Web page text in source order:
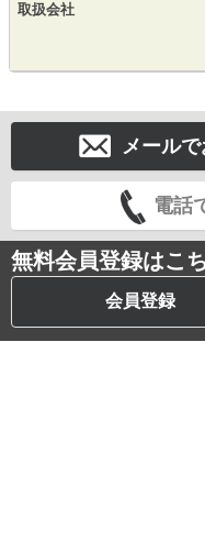
取扱会社
メール
電話
無料会員登録はこ
会員登録